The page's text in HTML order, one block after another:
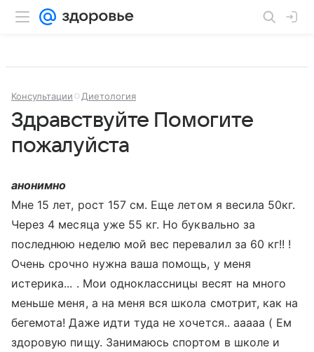
Консультации Диетология
Здравствуйте Помогите
пожалуйста
анонимно
Мне 15 лет, рост 157 см. Еще летом я весила 50кг.
Через 4 месяца уже 55 кг. Но буквально за
последнюю неделю мой вес перевалил за 60 кг!! !
Очень срочно нужна ваша помощь, у меня
истерика... . Мои одноклассницы весят на много
меньше меня, а на меня вся школа смотрит, как на
бегемота! Даже идти туда не хочется.. ааааа ( Ем
здоровую пищу. Занимаюсь спортом в школе и